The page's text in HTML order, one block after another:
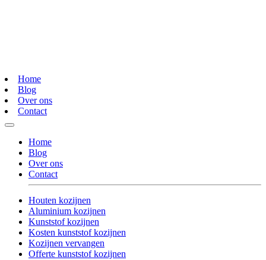
Home
Blog
Over ons
Contact
Home
Blog
Over ons
Contact
Houten kozijnen
Aluminium kozijnen
Kunststof kozijnen
Kosten kunststof kozijnen
Kozijnen vervangen
Offerte kunststof kozijnen